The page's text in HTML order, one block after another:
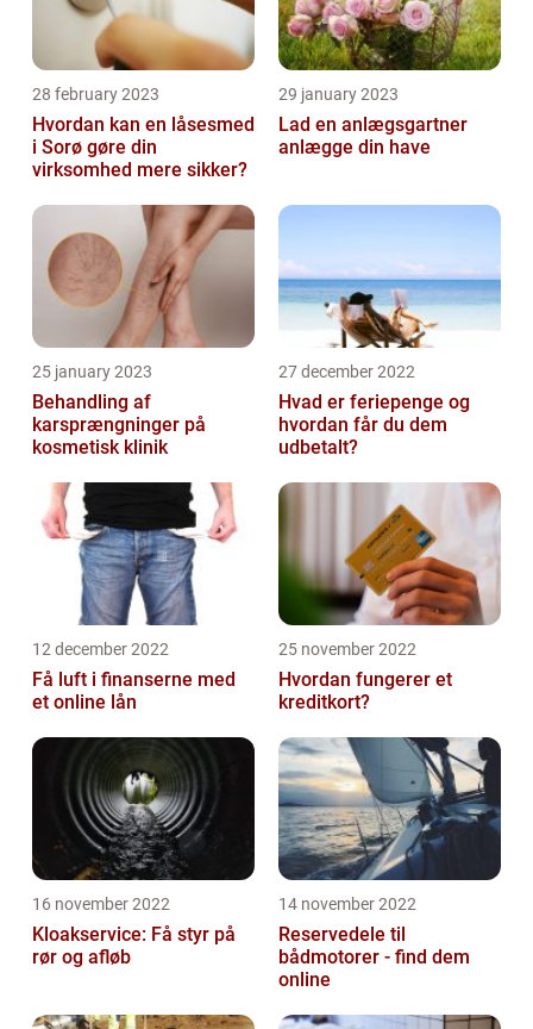
28 february 2023
Hvordan kan en låsesmed
i Sorø gøre din
virksomhed mere sikker?
29 january 2023
Lad en anlægsgartner
anlægge din have
25 january 2023
Behandling af
karsprængninger på
kosmetisk klinik
27 december 2022
Hvad er feriepenge og
hvordan får du dem
udbetalt?
12 december 2022
Få luft i finanserne med
et online lån
25 november 2022
Hvordan fungerer et
kreditkort?
16 november 2022
Kloakservice: Få styr på
rør og afløb
14 november 2022
Reservedele til
bådmotorer - find dem
online